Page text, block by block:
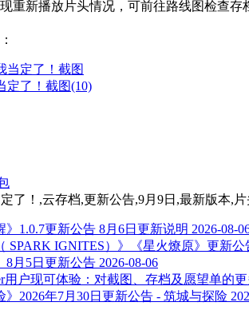
重新播放片头情况，可前往路线图检查存
定了！截图(10)
了！,云存档,更新公告,9月9日,最新版本,
》1.0.7更新公告 8月6日更新说明 2026-08-
SPARK IGNITES）》《星火燎原》更新公
8月5日更新公告 2026-08-06
用户现可体验：对截图、存档及愿望单的
》2026年7月30日更新公告 - 筑城与探险